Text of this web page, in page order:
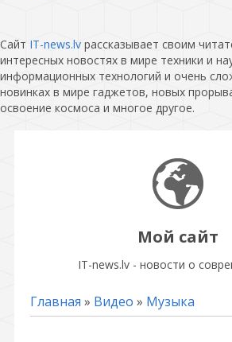
Сайт IT-news.lv рассказывает своим
интересных новостях в мире техники и
информационных технологий и очень
новинках в мире гаджетов, новых
освоение космоса и многое другое.
Мой сайт
IT-news.lv - новости о
Главная » Видео » Музыка